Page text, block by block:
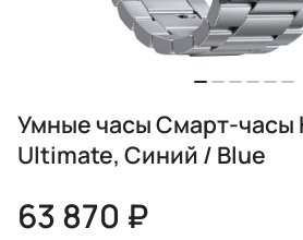
Умные часы Смарт-часы
Ultimate, Синий / Blue
63 870 ₽